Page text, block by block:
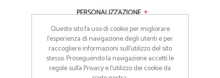
PERSONALIZZAZIONE*
Nessuna
Stampa a 1 colore
Stampa a colori
Questo sito fa uso di cookie per migliorare
l’esperienza di navigazione degli utenti e per
raccogliere informazioni sull’utilizzo del sito
stesso. Proseguendo la navigazione accetti le
regole sulla Privacy e l'utilizzo dei cookie da